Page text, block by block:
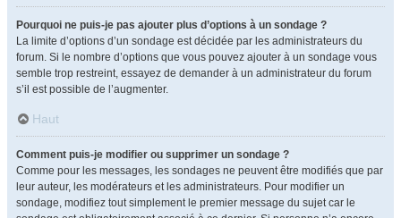
Pourquoi ne puis-je pas ajouter plus d’options à un sondage ?
La limite d’options d’un sondage est décidée par les administrateurs du
forum. Si le nombre d’options que vous pouvez ajouter à un sondage vous
semble trop restreint, essayez de demander à un administrateur du forum
s’il est possible de l’augmenter.
Haut
Comment puis-je modifier ou supprimer un sondage ?
Comme pour les messages, les sondages ne peuvent être modifiés que par
leur auteur, les modérateurs et les administrateurs. Pour modifier un
sondage, modifiez tout simplement le premier message du sujet car le